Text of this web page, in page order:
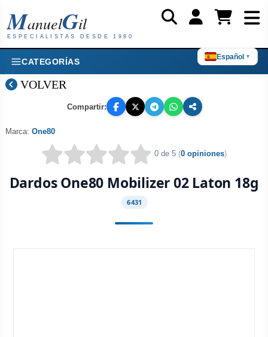
Español ▼
ManuelGil
ESPECIALISTAS DESDE 1980
CATEGORÍAS
VOLVER
Compartir:
0 de 5 (0 opiniones)
Dardos One80 Mobilizer 02 Laton 18g
6431
Marca: One80